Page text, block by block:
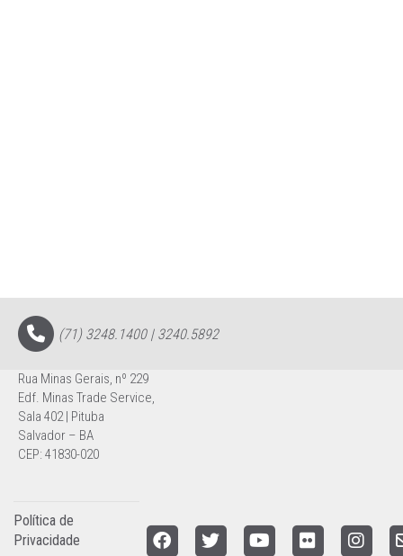
(71) 3248.1400 | 3240.5892
Rua Minas Gerais, nº 229
Edf. Minas Trade Service,
Sala 402 | Pituba
Salvador – BA
CEP: 41830-020
Política de
Privacidade